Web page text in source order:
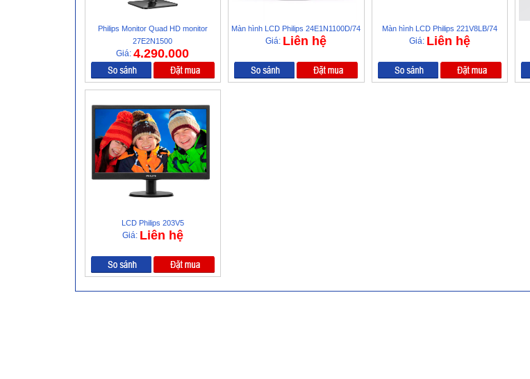
Philips Monitor Quad HD monitor
27E2N1500
Giá:4.290.000
Màn hình LCD Philips 24E1N1100D/74
Giá: Liên hệ
Màn hình LCD Philips 221V8LB/74
Giá: Liên hệ
LCD Philips 203V5
Giá: Liên hệ